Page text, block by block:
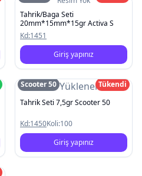
Tahrik/Baga Seti
20mm*15mm*15gr Activa S
Kd:1451
Giriş yapınız
Resim Yüklenemedi
Scooter 50
Tükendi
Tahrik Seti 7,5gr Scooter 50
Kd:1450Koli:100
Giriş yapınız